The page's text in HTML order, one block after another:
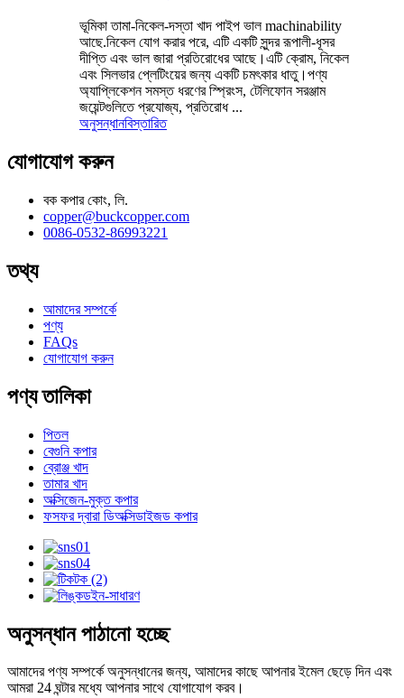
ভূমিকা তামা-নিকেল-দস্তা খাদ পাইপ ভাল machinability
আছে.নিকেল যোগ করার পরে, এটি একটি সুন্দর রূপালী-ধূসর
দীপ্তি এবং ভাল জারা প্রতিরোধের আছে।এটি ক্রোম, নিকেল
এবং সিলভার প্লেটিংয়ের জন্য একটি চমৎকার ধাতু।পণ্য
অ্যাপ্লিকেশন সমস্ত ধরণের স্প্রিংস, টেলিফোন সরঞ্জাম
জয়েন্টগুলিতে প্রযোজ্য, প্রতিরোধ ...
অনুসন্ধানবিস্তারিত
যোগাযোগ করুন
বক কপার কোং, লি.
copper@buckcopper.com
0086-0532-86993221
তথ্য
আমাদের সম্পর্কে
পণ্য
FAQs
যোগাযোগ করুন
পণ্য তালিকা
পিতল
বেগুনি কপার
ব্রোঞ্জ খাদ
তামার খাদ
অক্সিজেন-মুক্ত কপার
ফসফর দ্বারা ডিঅক্সিডাইজড কপার
অনুসন্ধান পাঠানো হচ্ছে
আমাদের পণ্য সম্পর্কে অনুসন্ধানের জন্য, আমাদের কাছে আপনার ইমেল ছেড়ে দিন এবং
আমরা 24 ঘন্টার মধ্যে আপনার সাথে যোগাযোগ করব।